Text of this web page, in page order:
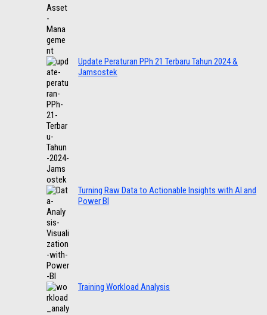
Update Peraturan PPh 21 Terbaru Tahun 2024 &
Jamsostek
Turning Raw Data to Actionable Insights with AI and
Power BI
Training Workload Analysis